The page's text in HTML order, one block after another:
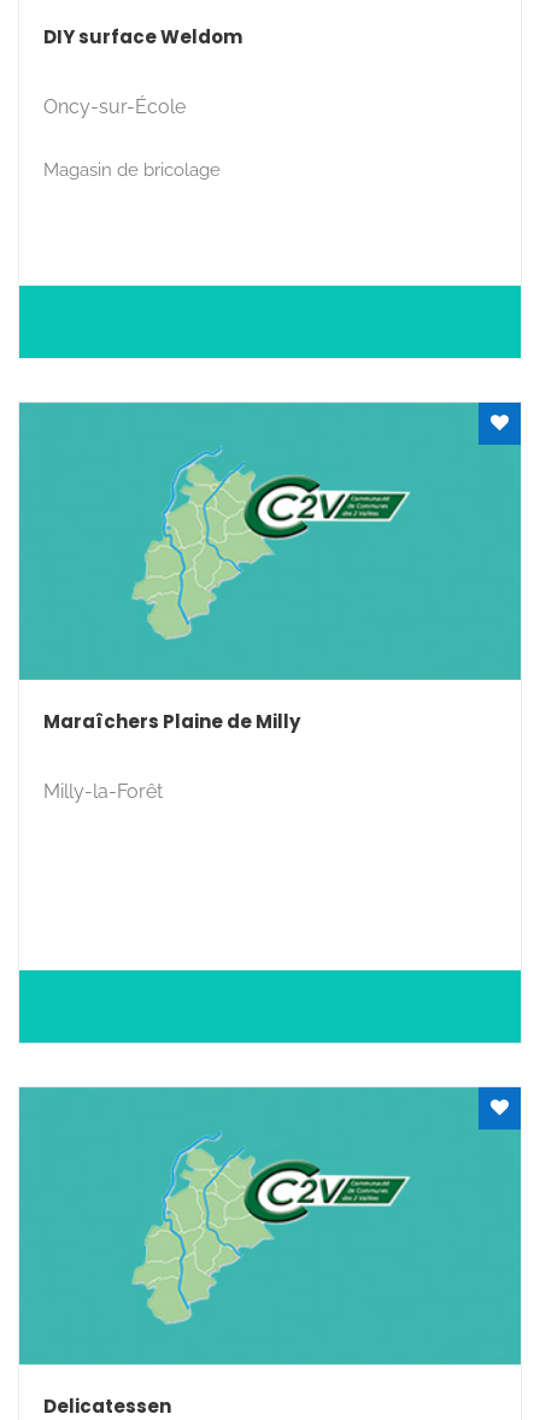
DIY surface Weldom
Oncy-sur-École
Magasin de bricolage
Maraîchers Plaine de Milly
Milly-la-Forêt
Delicatessen